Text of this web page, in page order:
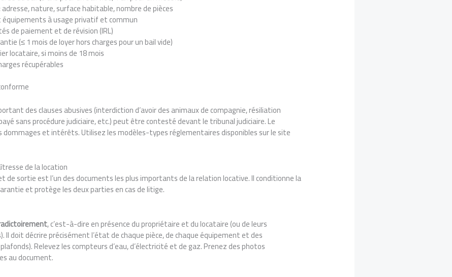
nature, surface habitable, nombre de pièces
à usage privatif et commun
de paiement et de révision (IRL)
(≤ 1 mois de loyer hors charges pour un bail vide)
locataire, si moins de 18 mois
récupérables
des clauses abusives (interdiction d’avoir des animaux de compagnie, résiliation
sans procédure judiciaire, etc.) peut être contesté devant le tribunal judiciaire. Le
et intérêts. Utilisez les modèles-types réglementaires disponibles sur le site
de la location
de sortie est l’un des documents les plus importants de la relation locative. Il conditionne la
et protège les deux parties en cas de litige.
, c’est-à-dire en présence du propriétaire et du locataire (ou de leurs
doit décrire précisément l’état de chaque pièce, de chaque équipement et des
Relevez les compteurs d’eau, d’électricité et de gaz. Prenez des photos
au document.